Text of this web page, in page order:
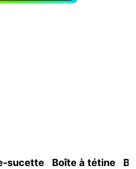
sucette Boîte à tétine